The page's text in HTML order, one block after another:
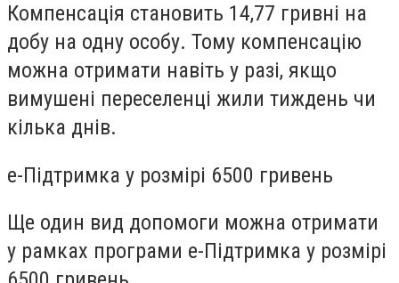
Компенсація становить 14,77 гривні на
добу на одну особу. Тому компенсацію
можна отримати навіть у разі, якщо
вимушені переселенці жили тиждень чи
кілька днів.
е-Підтримка у розмірі 6500 гривень
Ще один вид допомоги можна отримати
у рамках програми е-Підтримка у розмірі